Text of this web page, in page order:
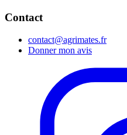
Contact
contact@agrimates.fr
Donner mon avis